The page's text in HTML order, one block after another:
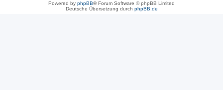
Powered by phpBB® Forum Software © phpBB Limited
Deutsche Übersetzung durch phpBB.de